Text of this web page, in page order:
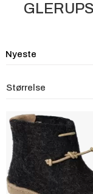
Størrelse